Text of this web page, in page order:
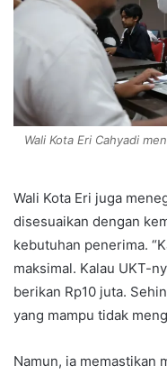
Wali Kota Eri Cahyadi
Wali Kota Eri juga
disesuaikan dengan
kebutuhan penerima.
maksimal. Kalau UKT-
berikan Rp10 juta.
yang mampu tidak
Namun, ia memastikan